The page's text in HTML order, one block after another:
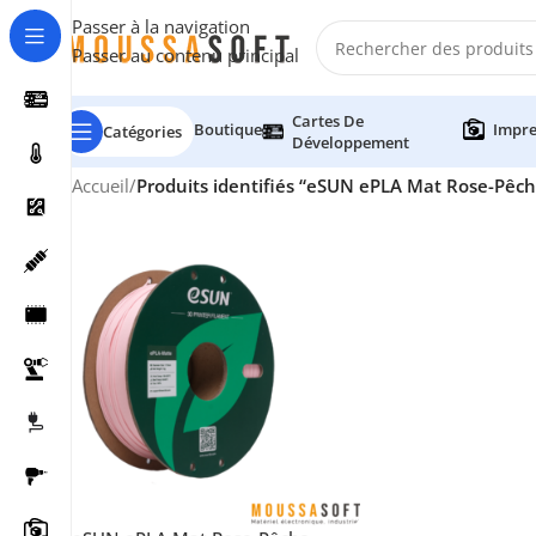
Passer à la navigation
Passer au contenu principal
Catégories Boutique
Cartes De
Développement
Accueil/Produits identifiés “eSUN ePLA Mat Rose-